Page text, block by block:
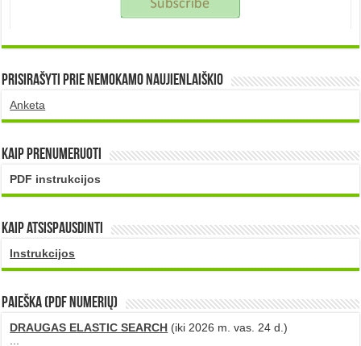
Prisirašyti prie nemokamo naujienlaiškio
Anketa
Kaip prenumeruoti
PDF instrukcijos
Kaip atsispausdinti
Instrukcijos
PAIEŠKA (PDF numerių)
DRAUGAS ELASTIC SEARCH (iki 2026 m. vas. 24 d.)